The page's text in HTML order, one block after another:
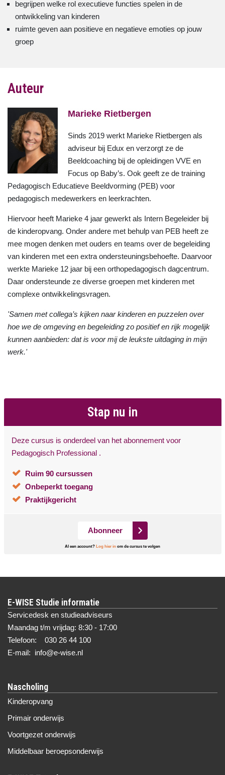
begrijpen welke rol executieve functies spelen in de
ontwikkeling van kinderen
ruimte geven aan positieve en negatieve emoties op jouw
groep
Auteur
Marieke Rietbergen
Sinds 2019 werkt Marieke Rietbergen als
adviseur bij Edux en verzorgt ze de
Beeldcoaching bij de opleidingen VVE en
Focus op Baby’s. Ook geeft ze de training
Pedagogisch Educatieve Beeldvorming (PEB) voor
pedagogisch medewerkers en leerkrachten.
Hiervoor heeft Marieke 4 jaar gewerkt als Intern Begeleider bij
de kinderopvang. Onder andere met behulp van PEB heeft ze
mee mogen denken met ouders en teams over de begeleiding
van kinderen met een extra ondersteuningsbehoefte. Daarvoor
werkte Marieke 12 jaar bij een orthopedagogisch dagcentrum.
Daar ondersteunde ze diverse groepen met kinderen met
complexe ontwikkelingsvragen.
'Samen met collega’s kijken naar kinderen en puzzelen over
hoe we de omgeving en begeleiding zo positief en rijk mogelijk
kunnen aanbieden: dat is voor mij de leukste uitdaging in mijn
werk.'
Stap nu in
Deze cursus is onderdeel van het abonnement voor
Pedagogisch Professional .
Ruim 90 cursussen
Onbeperkt toegang
Praktijkgericht
Abonneer
Al een account? Log hier in om de cursus te volgen
E-WISE Studie informatie
Servicedesk en studieadviseurs
Maandag t/m vrijdag: 8:30 - 17:00
Telefoon: 030 26 44 100
E-mail: info@e-wise.nl
Nascholing
Kinderopvang
Primair onderwijs
Voortgezet onderwijs
Middelbaar beroepsonderwijs